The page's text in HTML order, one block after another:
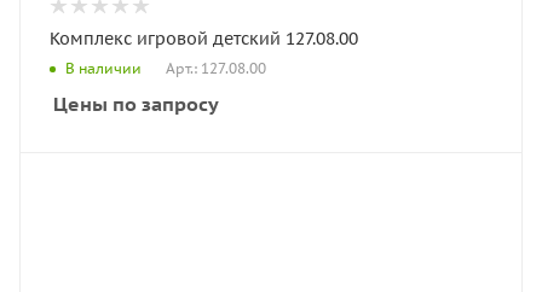
Комплекс игровой детский 127.08.00
В наличии Арт.: 127.08.00
Цены по запросу